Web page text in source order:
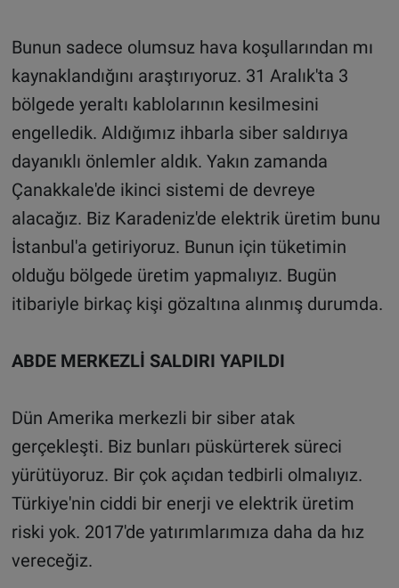
Bunun sadece olumsuz hava koşullarından mı
kaynaklandığını araştırıyoruz. 31 Aralık'ta 3
bölgede yeraltı kablolarının kesilmesini
engelledik. Aldığımız ihbarla siber saldırıya
dayanıklı önlemler aldık. Yakın zamanda
Çanakkale'de ikinci sistemi de devreye
alacağız. Biz Karadeniz'de elektrik üretim bunu
İstanbul'a getiriyoruz. Bunun için tüketimin
olduğu bölgede üretim yapmalıyız. Bugün
itibariyle birkaç kişi gözaltına alınmış durumda.
ABDE MERKEZLİ SALDIRI YAPILDI
Dün Amerika merkezli bir siber atak
gerçekleşti. Biz bunları püskürterek süreci
yürütüyoruz. Bir çok açıdan tedbirli olmalıyız.
Türkiye'nin ciddi bir enerji ve elektrik üretim
riski yok. 2017'de yatırımlarımıza daha da hız
vereceğiz.